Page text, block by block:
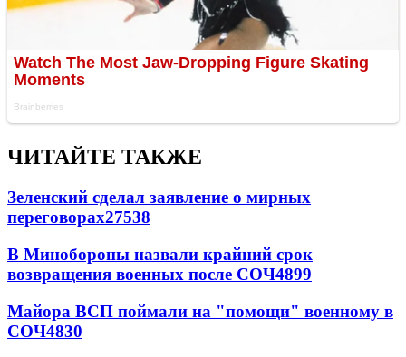
ЧИТАЙТЕ ТАКЖЕ
Зеленский сделал заявление о мирных
переговорах27538
В Минобороны назвали крайний срок
возвращения военных после СОЧ4899
Майора ВСП поймали на "помощи" военному в
СОЧ4830